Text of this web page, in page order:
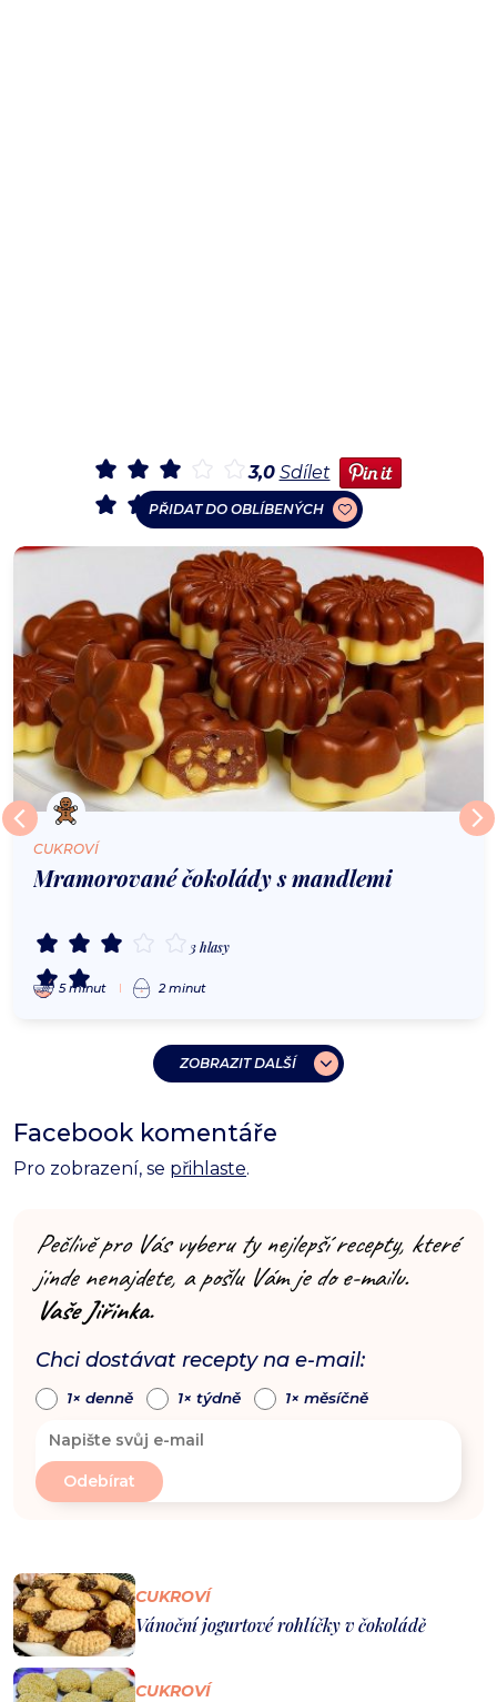
3,0 Sdílet
PŘIDAT DO OBLÍBENÝCH
CUKROVÍ
Mramorované čokolády s mandlemi
3 hlasy
5 minut 2 minut
ZOBRAZIT DALŠÍ
Facebook komentáře
Pro zobrazení, se přihlaste.
Pečlivě pro Vás vyberu ty nejlepší recepty, které
jinde nenajdete, a pošlu Vám je do e-mailu.
Vaše Jiřinka.
Chci dostávat recepty na e-mail:
1× denně 1× týdně 1× měsíčně
CUKROVÍ
Vánoční jogurtové rohlíčky v čokoládě
CUKROVÍ